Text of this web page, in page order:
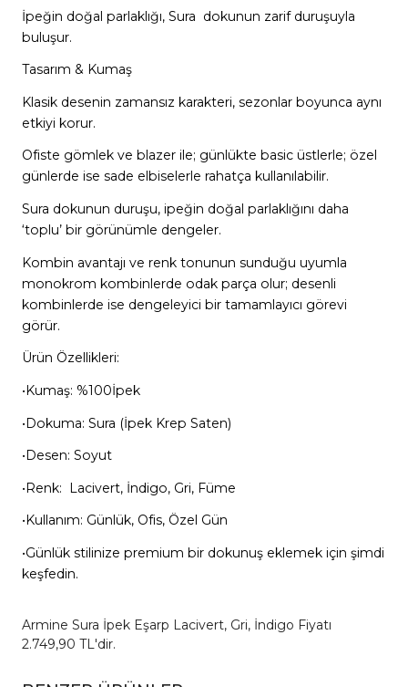
İpeğin doğal parlaklığı, Sura dokunun zarif duruşuyla
buluşur.
Tasarım & Kumaş
Klasik desenin zamansız karakteri, sezonlar boyunca aynı
etkiyi korur.
Ofiste gömlek ve blazer ile; günlükte basic üstlerle; özel
günlerde ise sade elbiselerle rahatça kullanılabilir.
Sura dokunun duruşu, ipeğin doğal parlaklığını daha
‘toplu’ bir görünümle dengeler.
Kombin avantajı ve renk tonunun sunduğu uyumla
monokrom kombinlerde odak parça olur; desenli
kombinlerde ise dengeleyici bir tamamlayıcı görevi
görür.
Ürün Özellikleri:
•Kumaş: %100İpek
•Dokuma: Sura (İpek Krep Saten)
•Desen: Soyut
•Renk: Lacivert, İndigo, Gri, Füme
•Kullanım: Günlük, Ofis, Özel Gün
•Günlük stilinize premium bir dokunuş eklemek için şimdi
keşfedin.
Armine Sura İpek Eşarp Lacivert, Gri, İndigo Fiyatı
2.749,90 TL'dir.